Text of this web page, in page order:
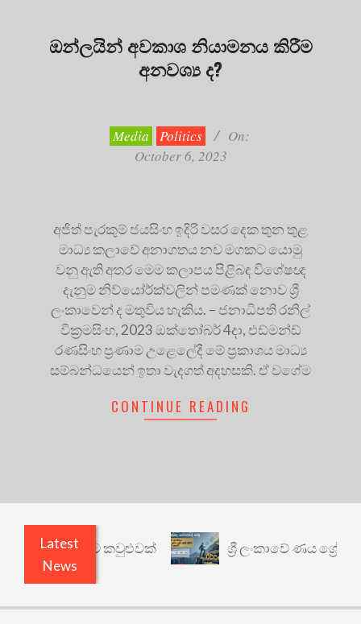
ඔන්ලයින් අවකාශ නියාමනය කිරීම
අනවශ්‍ය ද?
Media Politics
On:
October 6, 2023
අජිත් පැරකුම් ජයසිංහ ඉදිරි වසර දෙක තුන තුළ
මාධ්‍ය කලාවේ අනාගතය නව මගකට යොමු
වනු ඇති අතර මෙම කලාපය පිළිබඳ විශේෂඥ
දැනුම නිව්යෝර්ක්වලින් පමණක් නොව ශ්‍රී
ලංකාවෙන් ද මතුවිය හැකිය. – ජනාධිපති රනිල්
වික්‍රමසිංහ, 2023 ඔක්තෝබර් 4දා, එඩ්මන්ඩ්
රණසිංහ ප්‍රණාම උළෙලේදී මේ ප්‍රකාශය මාධ්‍ය
සම්බන්ධයෙන් ඉතා වැදගත් අදහසකි. ඒ වගේම
CONTINUE READING
Latest
News
යථාර්ථයකට කවුළුවක් ශ්‍රී ලංකාවේ ණය